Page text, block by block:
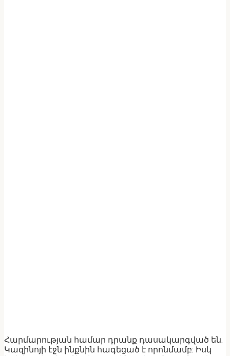
Հարմարության համար դրանք դասակարգված են.
Կազինոյի էջն ինքնին հագեցած է որոնմամբ: Իսկ